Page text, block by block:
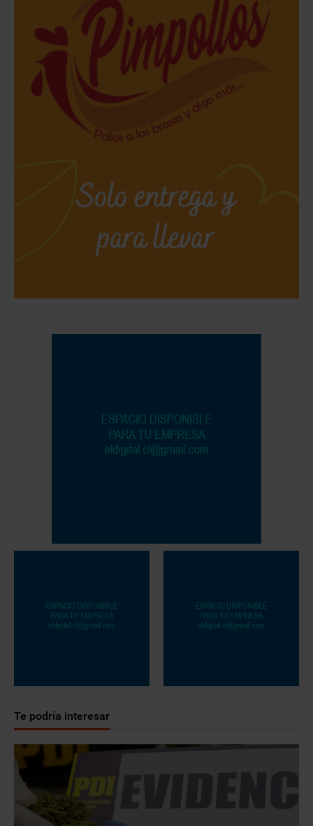
Te podría interesar